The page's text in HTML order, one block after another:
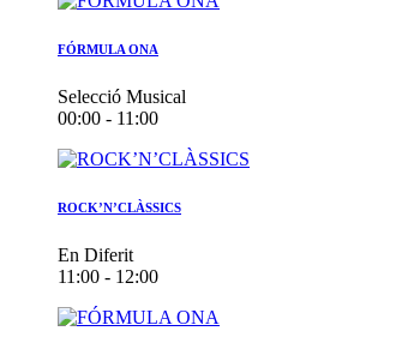
FÓRMULA ONA
Selecció Musical
00:00 - 11:00
ROCK’N’CLÀSSICS
En Diferit
11:00 - 12:00